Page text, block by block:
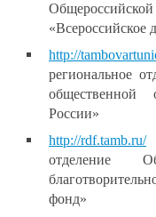
«Всероссийское
http://
региональное
общественной
России»
http://rdf.tamb.ru/
отделение
фонд»